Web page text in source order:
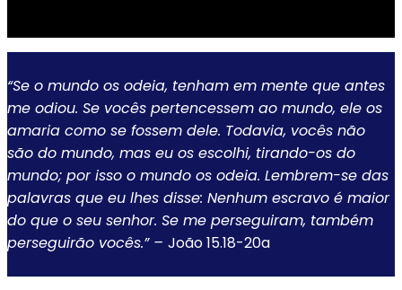
“Se o mundo os odeia, tenham em mente que antes
me odiou. Se vocês pertencessem ao mundo, ele os
amaria como se fossem dele. Todavia, vocês não
são do mundo, mas eu os escolhi, tirando-os do
mundo; por isso o mundo os odeia. Lembrem-se das
palavras que eu lhes disse: Nenhum escravo é maior
do que o seu senhor. Se me perseguiram, também
perseguirão vocês.” – João 15.18-20a